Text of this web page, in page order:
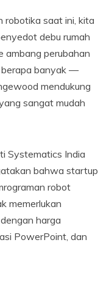
robotika saat ini, kita
debu rumah
ambang perubahan
berapa banyak —
mendukung
sangat mudah
Systematics India
bahwa startup
robot
memerlukan
harga
PowerPoint, dan